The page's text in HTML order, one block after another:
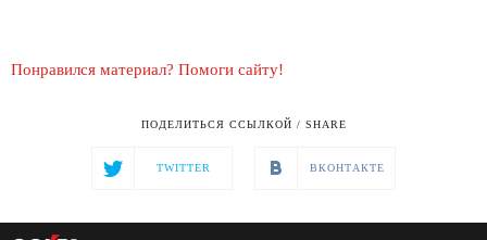
Понравился материал? Помоги сайту!
ПОДЕЛИТЬСЯ ССЫЛКОЙ / SHARE
TWITTER ВКОНТАКТЕ